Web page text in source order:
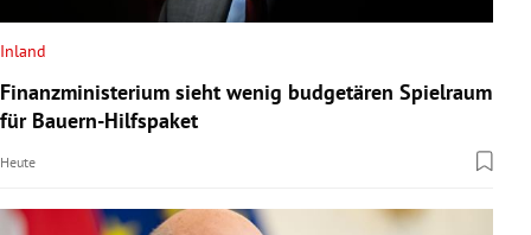
Inland
Finanzministerium sieht wenig budgetären Spielraum
für Bauern-Hilfspaket
Heute